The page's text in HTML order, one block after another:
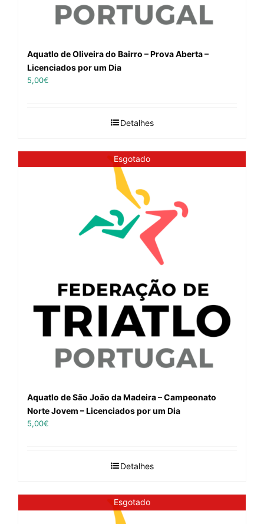
Aquatlo de Oliveira do Bairro – Prova Aberta –
Licenciados por um Dia
5,00€
Detalhes
Esgotado
Aquatlo de São João da Madeira – Campeonato
Norte Jovem – Licenciados por um Dia
5,00€
Detalhes
Esgotado